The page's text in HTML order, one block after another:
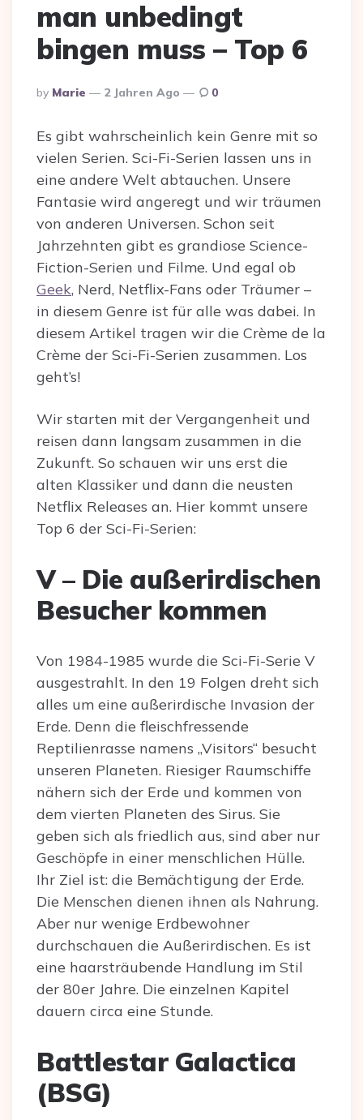
man unbedingt
bingen muss – Top 6
Posted
By
By Marie 2 Jahren Ago 0
Es gibt wahrscheinlich kein Genre mit so
vielen Serien. Sci-Fi-Serien lassen uns in
eine andere Welt abtauchen. Unsere
Fantasie wird angeregt und wir träumen
von anderen Universen. Schon seit
Jahrzehnten gibt es grandiose Science-
Fiction-Serien und Filme. Und egal ob
Geek, Nerd, Netflix-Fans oder Träumer –
in diesem Genre ist für alle was dabei. In
diesem Artikel tragen wir die Crème de la
Crème der Sci-Fi-Serien zusammen. Los
geht’s!
Wir starten mit der Vergangenheit und
reisen dann langsam zusammen in die
Zukunft. So schauen wir uns erst die
alten Klassiker und dann die neusten
Netflix Releases an. Hier kommt unsere
Top 6 der Sci-Fi-Serien:
V – Die außerirdischen
Besucher kommen
Von 1984-1985 wurde die Sci-Fi-Serie V
ausgestrahlt. In den 19 Folgen dreht sich
alles um eine außerirdische Invasion der
Erde. Denn die fleischfressende
Reptilienrasse namens „Visitors“ besucht
unseren Planeten. Riesiger Raumschiffe
nähern sich der Erde und kommen von
dem vierten Planeten des Sirus. Sie
geben sich als friedlich aus, sind aber nur
Geschöpfe in einer menschlichen Hülle.
Ihr Ziel ist: die Bemächtigung der Erde.
Die Menschen dienen ihnen als Nahrung.
Aber nur wenige Erdbewohner
durchschauen die Außerirdischen. Es ist
eine haarsträubende Handlung im Stil
der 80er Jahre. Die einzelnen Kapitel
dauern circa eine Stunde.
Battlestar Galactica
(BSG)